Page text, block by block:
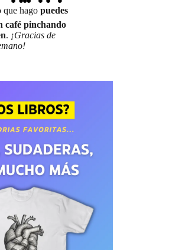
que hago puedes
café pinchando
. ¡Gracias de